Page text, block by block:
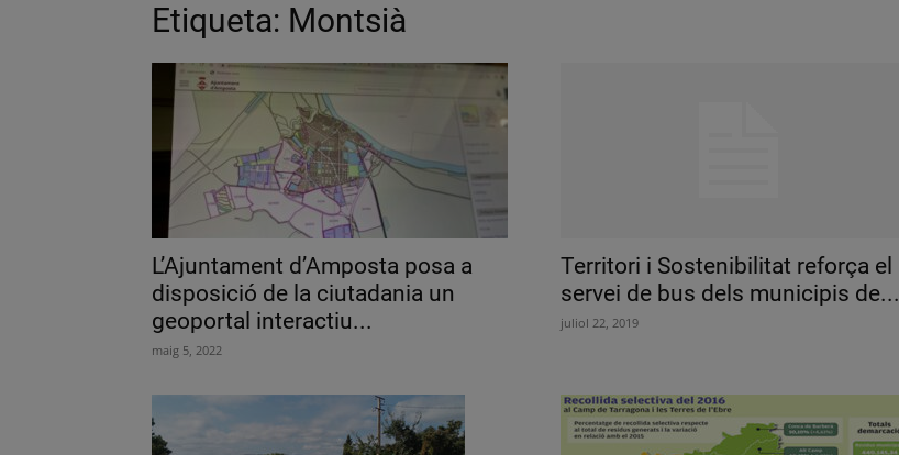
Etiqueta: Montsià
L’Ajuntament d’Amposta posa a
disposició de la ciutadania un
geoportal interactiu...
maig 5, 2022
Territori i Sostenibilitat reforça el
servei de bus dels municipis de...
juliol 22, 2019